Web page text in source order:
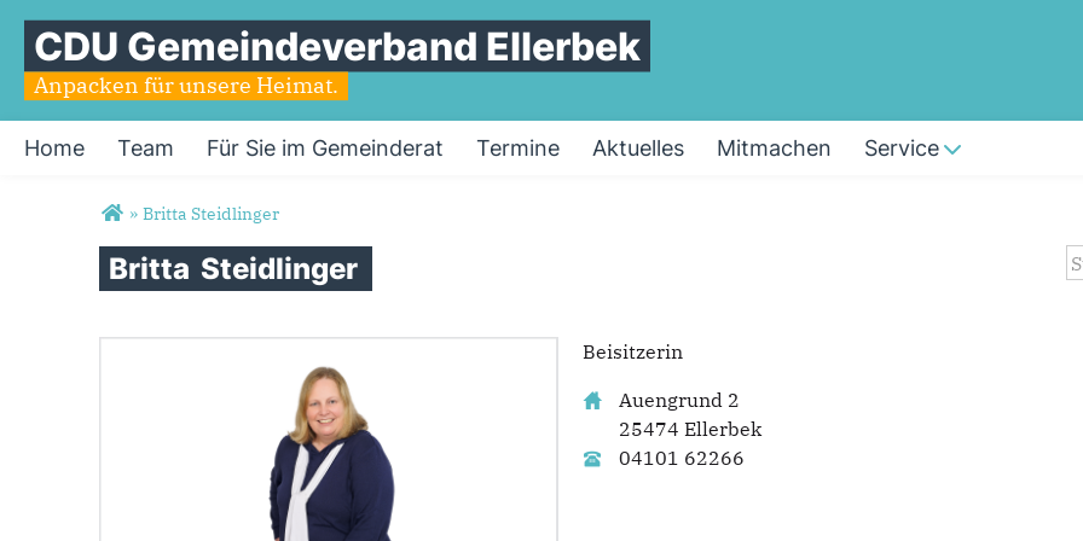
CDU Gemeindeverband Ellerbek
Anpacken für unsere Heimat.
Home Team Für Sie im Gemeinderat Termine Aktuelles Mitmachen Service
Sie sind hier
» Britta Steidlinger
Britta Steidlinger
Beisitzerin
Auengrund 2
25474 Ellerbek
04101 62266